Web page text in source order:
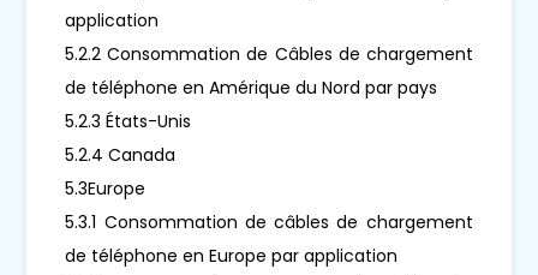
application
5.2.2 Consommation de Câbles de chargement
de téléphone en Amérique du Nord par pays
5.2.3 États-Unis
5.2.4 Canada
5.3Europe
5.3.1 Consommation de câbles de chargement
de téléphone en Europe par application